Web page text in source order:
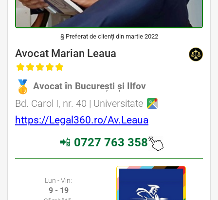
§ Preferat de clienți din martie 2022
Avocat Specializat în Drept Civil • Avocat Specializat în Dreptul Familiei • Avocat Specializat în Drept Medical • Avocat
Avocat Marian Leaua
Avocat în București și Ilfov
Bd. Carol I, nr. 40 | Universitate
https://Legal360.ro/Av.Leaua
📲 0727 763 358
Avocat Bucuresti sector 2 • Cabinet Avocat Bucuresti sector 2 • Avocati Bucuresti • Cabinete Avocatura Bucuresti • Avocati Specializati Bucuresti • Avocat
Lun - Vin:
9 - 19